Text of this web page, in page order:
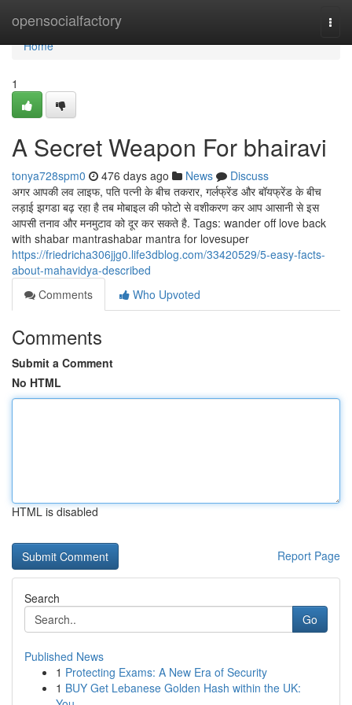
opensocialfactory
Home
Home
1
A Secret Weapon For bhairavi
tonya728spm0 476 days ago News
Discuss
अगर आपकी लव लाइफ, पति पत्नी के बीच तकरार, गर्लफ्रेंड और बॉयफ्रेंड के बीच
लड़ाई झगडा बढ़ रहा है तब मोबाइल की फोटो से वशीकरण कर आप आसानी से इस
आपसी तनाव और मनमुटाव को दूर कर सकते है. Tags: wander off love back
with shabar mantrashabar mantra for lovesuper
https://friedricha306jjg0.life3dblog.com/33420529/5-easy-facts-
about-mahavidya-described
Comments
Who Upvoted
Comments
Submit a Comment
No HTML
HTML is disabled
Report Page
Search
Go
Published News
1 Protecting Exams: A New Era of Security
1 BUY Get Lebanese Golden Hash within the UK: